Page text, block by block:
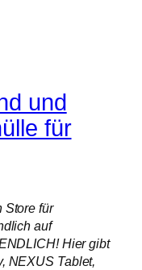
und
für
Store für
auf
Hier gibt
NEXUS Tablet,